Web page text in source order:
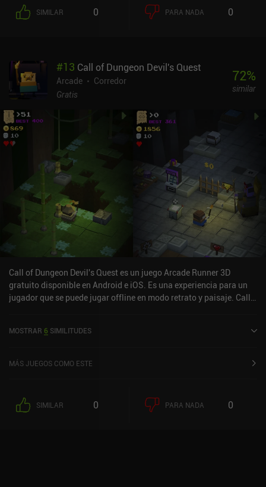
SIMILAR 0 PARA NADA 0
#13 Call of Dungeon Devil's Quest
Arcade
Corredor
Gratis
72%
similar
Call of Dungeon Devil's Quest es un juego Arcade Runner 3D
gratuito disponible en Android e iOS. Es una experiencia para un
jugador que se puede jugar offline en modo retrato y paisaje. Call
la App Store de iOS.
MOSTRAR 6 SIMILITUDES
MÁS JUEGOS COMO ESTE
SIMILAR 0 PARA NADA 0